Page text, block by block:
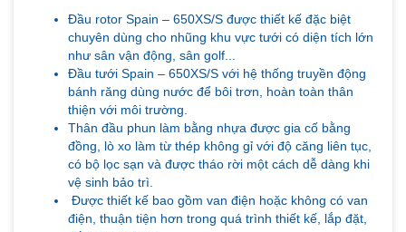
Đầu rotor Spain – 650XS/S được thiết kế đặc biệt
chuyên dùng cho nhũng khu vực tưới có diện tích lớn
như sân vận động, sân golf...
Đầu tưới Spain – 650XS/S với hệ thống truyền động
bánh răng dùng nước để bôi trơn, hoàn toàn thân
thiện với môi trường.
Thân đầu phun làm bằng nhựa được gia cố bằng
đồng, lò xo làm từ thép không gỉ với độ căng liên tục,
có bộ lọc sạn và được tháo rời một cách dễ dàng khi
vệ sinh bảo trì.
Được thiết kế bao gồm van điện hoặc không có van
điện, thuận tiện hơn trong quá trình thiết kế, lắp đặt,